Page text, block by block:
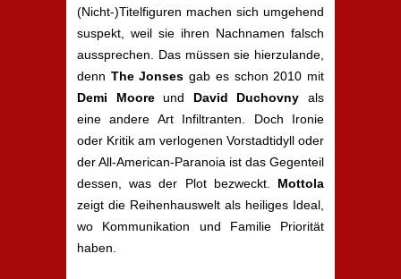
(Nicht-)Titelfiguren machen sich umgehend
suspekt, weil sie ihren Nachnamen falsch
aussprechen. Das müssen sie hierzulande,
denn The Jonses gab es schon 2010 mit
Demi Mooreund David Duchovny als
eine andere Art Infiltranten. Doch Ironie
oder Kritik am verlogenen Vorstadtidyll oder
der All-American-Paranoia ist das Gegenteil
dessen, was der Plot bezweckt. Mottola
zeigt die Reihenhauswelt als heiliges Ideal,
wo Kommunikation und Familie Priorität
haben.